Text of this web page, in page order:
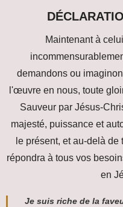
Maintenant à
demandons ou
l'œuvre en nous, toute
Sauveur par Jésus-
majesté, puissance et
le présent, et au-delà
répondra à tous vos
en
Je suis riche de la